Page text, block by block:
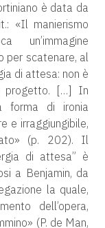
è data da
«Il manierismo
un’immagine
per scatenare, al
di attesa: non è
progetto. […] In
forma di ironia
e irraggiungibile,
(p. 202). Il
di attesa” è
a Benjamin, da
la quale,
dell’opera,
(P. de Man,